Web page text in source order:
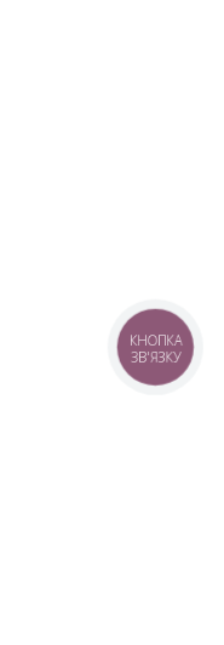
КНОПКА
ЗВ'ЯЗКУ